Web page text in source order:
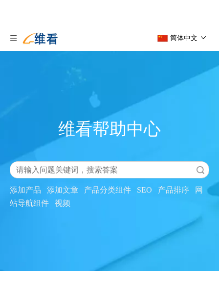
简体中文
维看帮助中心
添加产品 添加文章 产品分类组件 SEO 产品排序
网
站导航组件
视频